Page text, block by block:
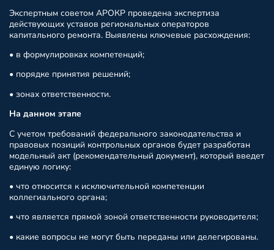
Экспертным советом АРОКР проведена экспертиза
действующих уставов региональных операторов
капитального ремонта. Выявлены ключевые расхождения:
• в формулировках компетенций;
• порядке принятия решений;
• зонах ответственности.
На данном этапе
С учетом требований федерального законодательства и
правовых позиций контрольных органов будет разработан
модельный акт (рекомендательный документ), который введет
единую логику:
• что относится к исключительной компетенции
коллегиального органа;
• что является прямой зоной ответственности руководителя;
• какие вопросы не могут быть переданы или делегированы.